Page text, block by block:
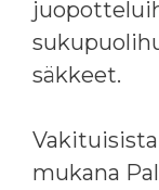
säkkeet.
mukana